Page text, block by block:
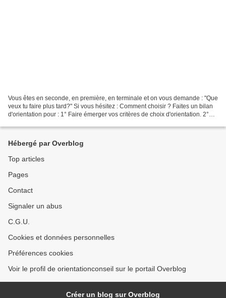
Vous êtes en seconde, en première, en terminale et on vous demande : "Que
veux tu faire plus tard?" Si vous hésitez : Comment choisir ? Faites un bilan
d'orientation pour : 1° Faire émerger vos critères de choix d'orientation. 2°
Hébergé par Overblog
Top articles
Pages
Contact
Signaler un abus
C.G.U.
Cookies et données personnelles
Préférences cookies
Voir le profil de orientationconseil sur le portail Overblog
Créer un blog sur Overblog